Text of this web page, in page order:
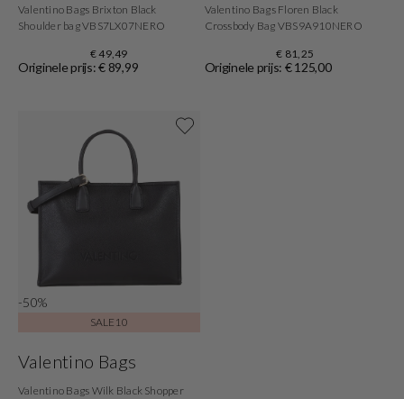
Valentino Bags Brixton Black
Shoulder bag VBS7LX07NERO
€ 49,49
Originele prijs: € 89,99
Valentino Bags Floren Black
Crossbody Bag VBS9A910NERO
€ 81,25
Originele prijs: € 125,00
-50%
SALE10
Valentino Bags
Valentino Bags Wilk Black Shopper